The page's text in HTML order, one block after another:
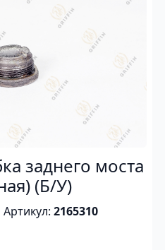
заднего моста
(Б/У)
Артикул: 2165310